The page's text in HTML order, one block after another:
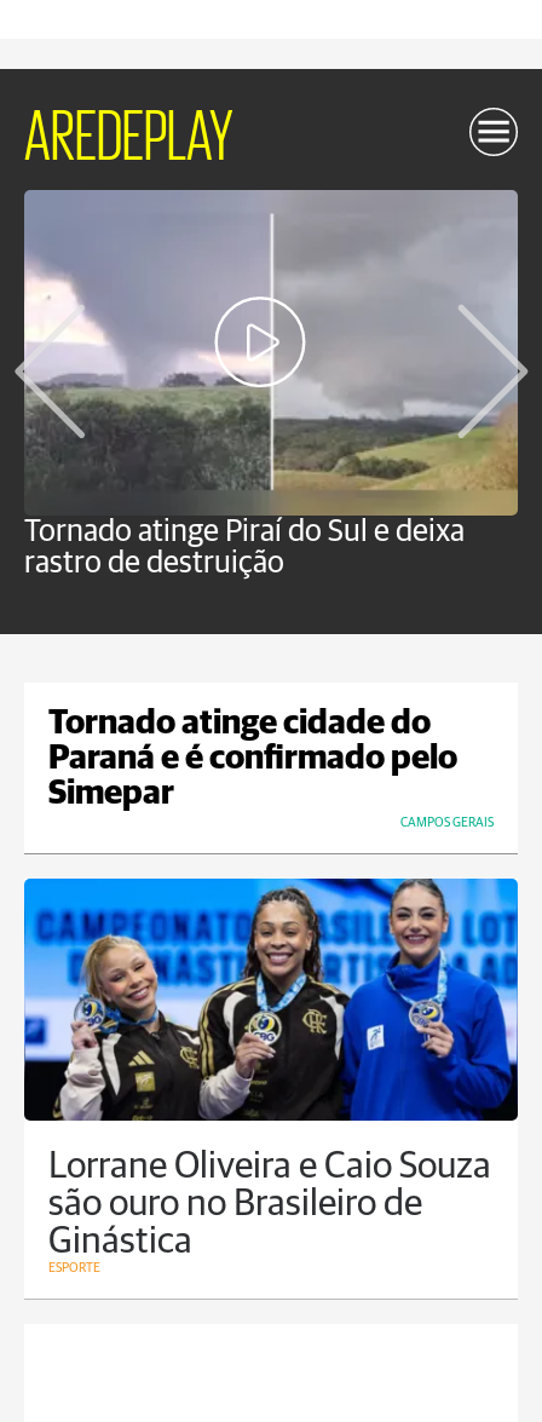
AREDEPLAY
Tornado atinge Piraí do Sul e deixa
rastro de destruição
Tornado atinge cidade do
Paraná e é confirmado pelo
Simepar
CAMPOS GERAIS
Lorrane Oliveira e Caio Souza
são ouro no Brasileiro de
Ginástica
ESPORTE